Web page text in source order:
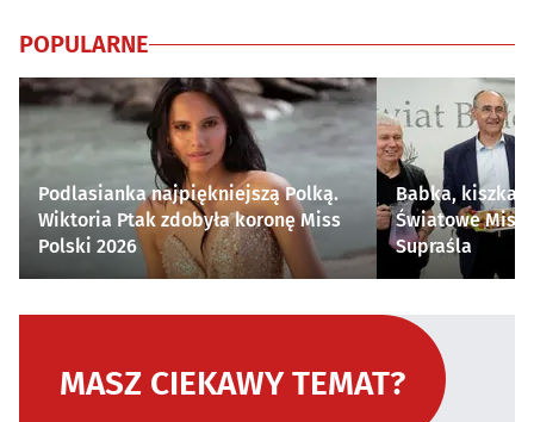
POPULARNE
Podlasianka najpiękniejszą Polką.
Wiktoria Ptak zdobyła koronę Miss
Polski 2026
Babka, kiszka i
Światowe
Supraśla
MASZ CIEKAWY TEMAT?